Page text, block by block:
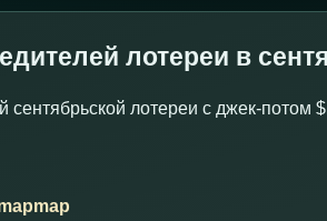
лотереи в
сентябрьской лотереи с джек-потом